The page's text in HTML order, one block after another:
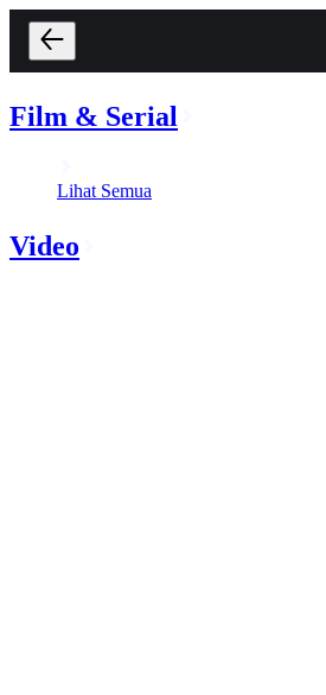
Film & Serial
Lihat Semua
Video